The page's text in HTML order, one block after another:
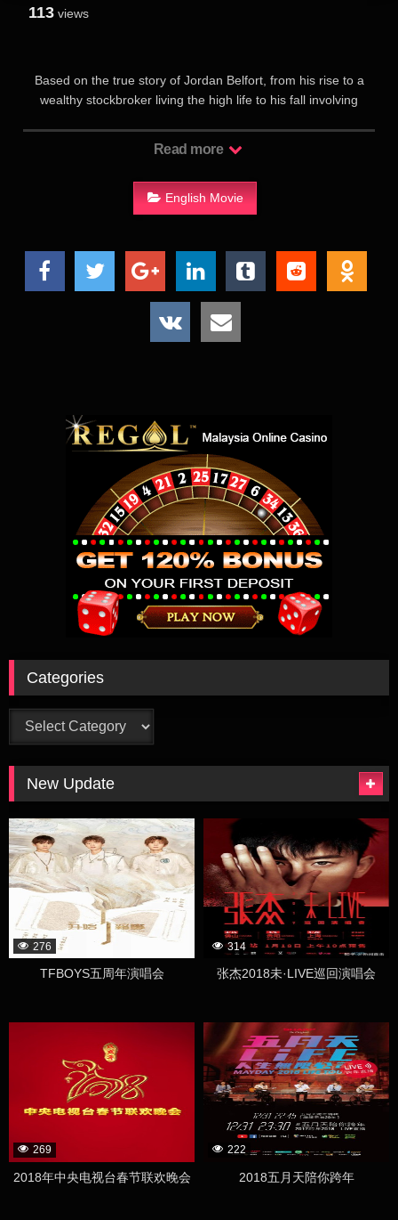
113 views
Based on the true story of Jordan Belfort, from his rise to a
wealthy stockbroker living the high life to his fall involving
迪卡普里奥将在片中扮演长岛股票经纪人贝尔福特，他因为在上
狱20个月。该欺诈案涉及华尔街和包括黑帮势力渗透的商业银行
将落在贝尔福特和一名想从他这里套出内情的FBI探员的关系
上。 《华尔街之狼》与其说是自传，不如说是一本精彩的小
说。值得一提的是，这起诈骗案揭出了华尔街背后的诸多不可告
Read more
English Movie
Categories
Categories
New Update
276
TFBOYS五周年演唱会
314
张杰2018未·LIVE巡回演唱会
269
2018年中央电视台春节联欢晚会
222
2018五月天陪你跨年